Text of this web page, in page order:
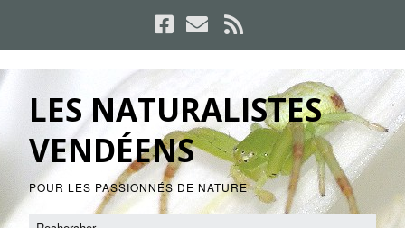
LES NATURALISTES
VENDÉENS
POUR LES PASSIONNÉS DE NATURE